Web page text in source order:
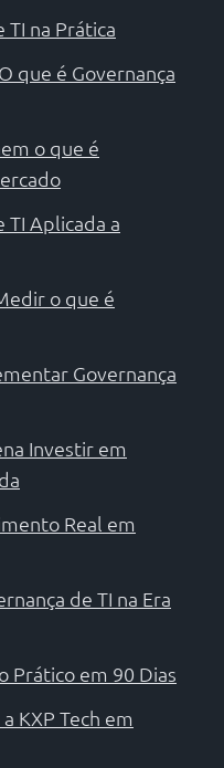
TI na Prática
que é Governança
o que é
TI Aplicada a
o que é
Governança
Investir em
Real em
de TI na Era
Prático em 90 Dias
KXP Tech em